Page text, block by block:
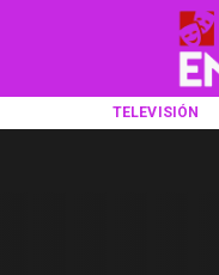
TELEVISIÓN